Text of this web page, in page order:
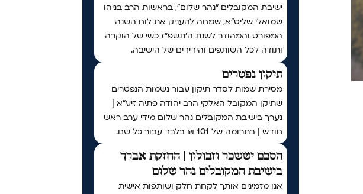
ישיבת המקובלים "נהר שלום", בראשות הרב בניהו
שמואלי שליט"א, שמחה להעניק את לוח השנה
המפורט והמהודר לשנת ה'תשפ"ז כשי של הוקרה
ותודה לכל השותפים והידידים של הישיבה.
תיקון נפטרים
מסירת שמות לסדר תיקון עבור נשמות הנפטרים
שתיקן המקובל האלקי הרב יהודה פתיה זיע"א |
נערך בישיבת המקובלים נהר שלום מידי ערב ראש
חודש | בתרומה של 101 ₪ בלבד עבור כל שם.
הסכם יששכר וזבולון | החזקת אברך
בישיבת המקובלים נהר שלום
אנו מזמינים אותך לקחת חלק ושותפות אישית